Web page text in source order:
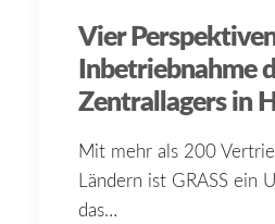
Vier
Inbetriebnahme
Zentrallagers in
Mit mehr als 200
Ländern ist GRASS ein
das…